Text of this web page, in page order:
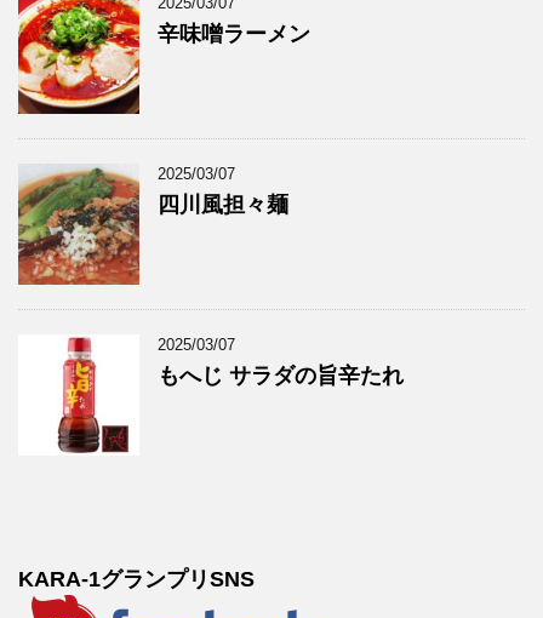
辛味噌ラーメン
2025/03/07
四川風担々麺
2025/03/07
もへじ サラダの旨辛たれ
KARA-1グランプリSNS